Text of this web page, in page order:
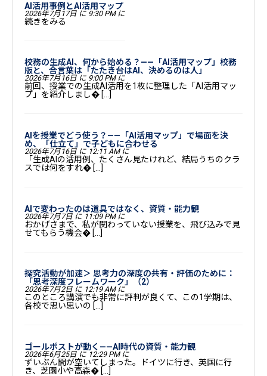
AI活用事例とAI活用マップ
2026年7月17日 に 9:30 PM に
続きをみる
校務の生成AI、何から始める？——「AI活用マップ」校務
版と、合言葉は「たたき台はAI、決めるのは人」
2026年7月16日 に 9:00 PM に
前回、授業での生成AI活用を1枚に整理した「AI活用マッ
プ」を紹介しまし� […]
AIを授業でどう使う？——「AI活用マップ」で場面を決
め、「仕立て」で子どもに合わせる
2026年7月16日 に 12:11 AM に
「生成AIの活用例、たくさん見たけれど、結局うちのクラ
スでは何をすれ� […]
AIで変わったのは道具ではなく、資質・能力観
2026年7月7日 に 11:09 PM に
おかげさまで、私が関わっていない授業を、飛び込みで見
せてもらう機会� […]
探究活動が加速＞ 思考力の深度の共有・評価のために：
「思考深度フレームワーク」（2）
2026年7月2日 に 12:19 AM に
このところ講演でも非常に評判が良くて、この1学期は、
各校で思い思いの […]
ゴールポストが動く——AI時代の資質・能力観
2026年6月25日 に 12:29 PM に
ずいぶん間が空いてしまった。ドイツに行き、英国に行
き、芝園小や高森� […]